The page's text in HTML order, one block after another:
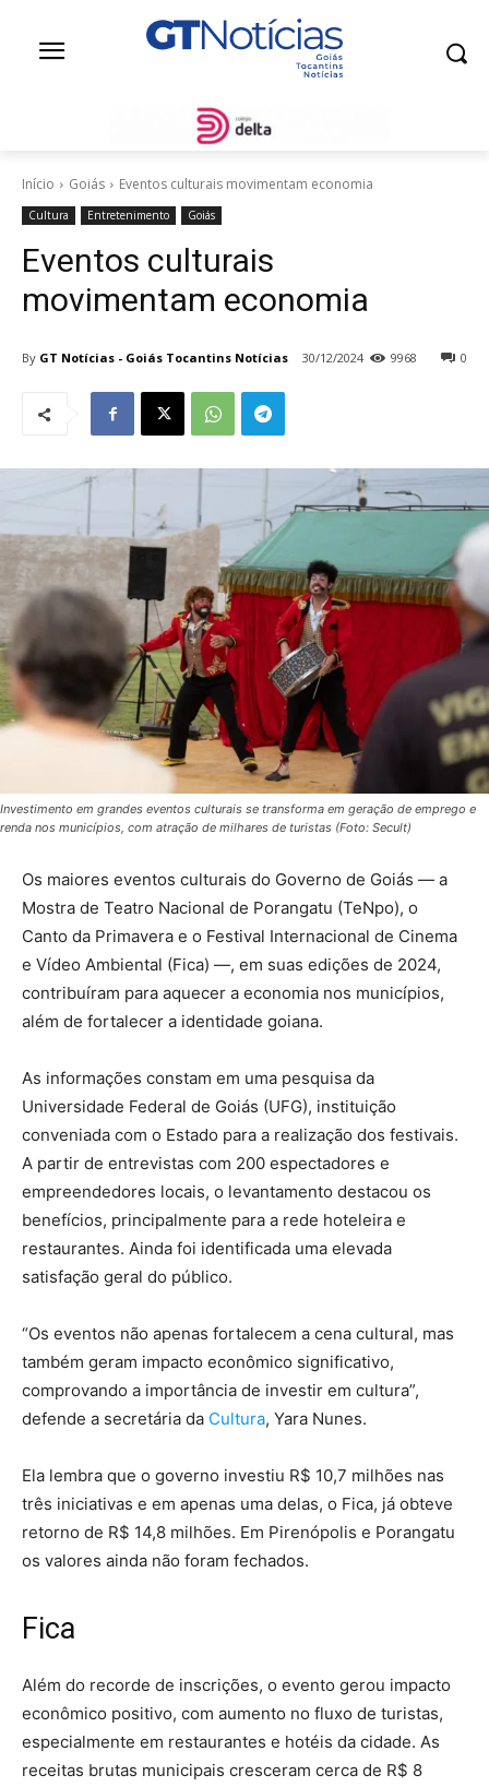
Início Goiás Eventos culturais movimentam economia
Cultura Entretenimento Goiás
Eventos culturais
movimentam economia
By GT Notícias - Goiás Tocantins Notícias 30/12/2024 0
9968
Investimento em grandes eventos culturais se transforma em geração de emprego e
renda nos municípios, com atração de milhares de turistas (Foto: Secult)
Os maiores eventos culturais do Governo de Goiás — a
Mostra de Teatro Nacional de Porangatu (TeNpo), o
Canto da Primavera e o Festival Internacional de Cinema
e Vídeo Ambiental (Fica) —, em suas edições de 2024,
contribuíram para aquecer a economia nos municípios,
além de fortalecer a identidade goiana.
As informações constam em uma pesquisa da
Universidade Federal de Goiás (UFG), instituição
conveniada com o Estado para a realização dos festivais.
A partir de entrevistas com 200 espectadores e
empreendedores locais, o levantamento destacou os
benefícios, principalmente para a rede hoteleira e
restaurantes. Ainda foi identificada uma elevada
satisfação geral do público.
“Os eventos não apenas fortalecem a cena cultural, mas
também geram impacto econômico significativo,
comprovando a importância de investir em cultura”,
defende a secretária da Cultura, Yara Nunes.
Ela lembra que o governo investiu R$ 10,7 milhões nas
três iniciativas e em apenas uma delas, o Fica, já obteve
retorno de R$ 14,8 milhões. Em Pirenópolis e Porangatu
os valores ainda não foram fechados.
Fica
Além do recorde de inscrições, o evento gerou impacto
econômico positivo, com aumento no fluxo de turistas,
especialmente em restaurantes e hotéis da cidade. As
receitas brutas municipais cresceram cerca de R$ 8